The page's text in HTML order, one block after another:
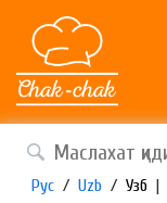
Рус / Uzb / Узб |